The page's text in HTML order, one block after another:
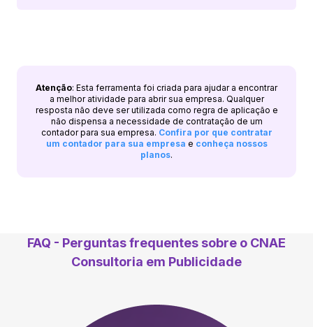
Atenção: Esta ferramenta foi criada para ajudar a encontrar
a melhor atividade para abrir sua empresa. Qualquer
resposta não deve ser utilizada como regra de aplicação e
não dispensa a necessidade de contratação de um
contador para sua empresa. Confira por que contratar
um contador para sua empresa e conheça nossos
planos.
FAQ - Perguntas frequentes sobre o CNAE
Consultoria em Publicidade